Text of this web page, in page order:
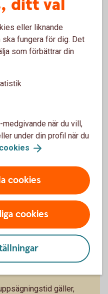
skatter på uthyrning av
när du hyr
gäller,
ditt val
eller liknande
fungera för dig. Det
som förbättrar din
när du vill,
under din profil när du
cookies
cookies
cookies